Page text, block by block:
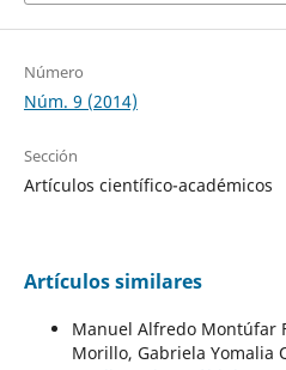
Número
Núm. 9 (2014)
Sección
Artículos científico-académicos
Artículos similares
Manuel Alfredo Montúfar
Morillo, Gabriela Yomalia